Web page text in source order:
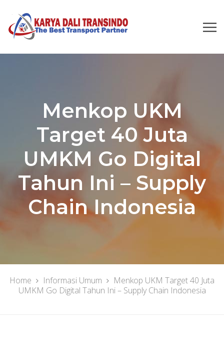
Menkop UKM
Target 40 Juta
UMKM Go Digital
Tahun Ini – Supply
Chain Indonesia
Home Informasi Umum
Menkop UKM Target 40 Juta
UMKM Go Digital Tahun Ini – Supply Chain Indonesia